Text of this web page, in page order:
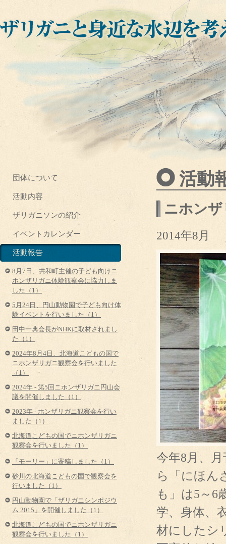
活動
ニホン
2014年8月
今年8月、
ら「にほん
も」は5～6
学、身体、
材にしたシ
団体について
活動内容
ザリガニソンの紹介
イベントカレンダー
活動報告
8月7日、共和町主催の子ども向けニ
ホンザリガニ体験観察会に協力しま
した（1）
5月24日、円山動物園で子ども向け体
験イベントを行いました（1）
田中一典会長がNHKに取材されまし
た（1）
2024年8月4日、北海道こどもの国で
ニホンザリガニ観察会を行いました
（1）
2024年 - 第5回ニホンザリガニ円山会
議を開催しました（1）
2023年 - ホンザリガニ観察会を行い
ました（1）
北海道こどもの国でニホンザリガニ
観察会を行いました（1）
「モーリー」に寄稿しました（1）
砂川の北海道こどもの国で観察会を
行いました（1）
円山動物園で「ザリガニシンポジウ
ム 2015」を開催しました（1）
北海道こどもの国でニホンザリガニ
観察会を行いました（1）